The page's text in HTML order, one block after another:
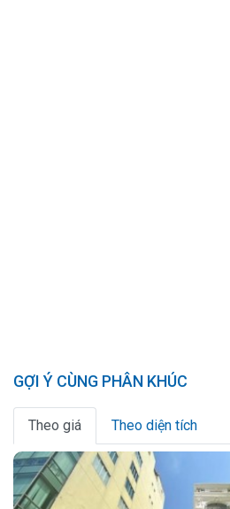
GỢI Ý CÙNG PHÂN KHÚC
Theo giá Theo diện tích